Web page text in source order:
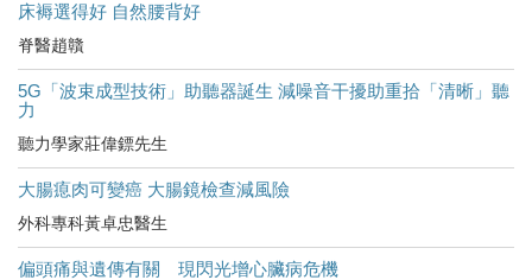
床褥選得好 自然腰背好
脊醫趙贛
5G「波束成型技術」助聽器誕生 減噪音干擾助重拾「清晰」聽
力
聽力學家莊偉鏢先生
大腸瘜肉可變癌 大腸鏡檢查減風險
外科專科黃卓忠醫生
偏頭痛與遺傳有關 現閃光增心臟病危機